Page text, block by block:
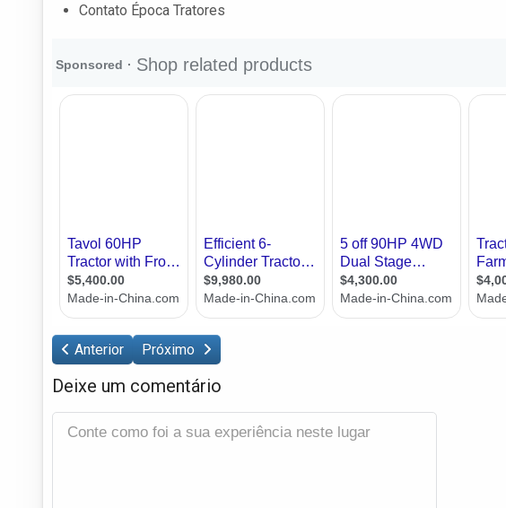
Contato Época Tratores
Anterior Próximo
Deixe um comentário